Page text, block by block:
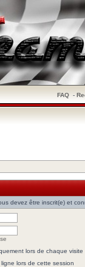
FAQ-
devez être inscrit(e) et
lors de chaque visite
lors de cette session